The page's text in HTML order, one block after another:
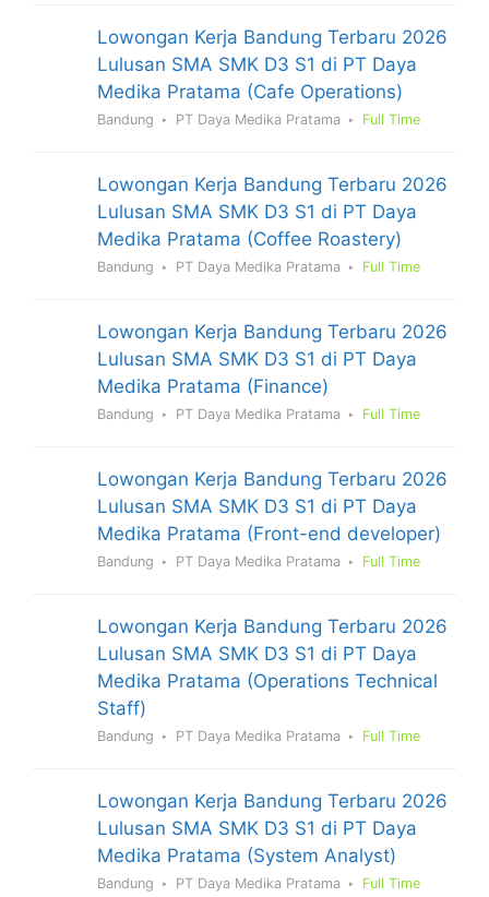
Lowongan Kerja Bandung Terbaru 2026
Lulusan SMA SMK D3 S1 di PT Daya
Medika Pratama (Cafe Operations)
Bandung PT Daya Medika Pratama Full Time
Lowongan Kerja Bandung Terbaru 2026
Lulusan SMA SMK D3 S1 di PT Daya
Medika Pratama (Coffee Roastery)
Bandung PT Daya Medika Pratama Full Time
Lowongan Kerja Bandung Terbaru 2026
Lulusan SMA SMK D3 S1 di PT Daya
Medika Pratama (Finance)
Bandung PT Daya Medika Pratama Full Time
Lowongan Kerja Bandung Terbaru 2026
Lulusan SMA SMK D3 S1 di PT Daya
Medika Pratama (Front-end developer)
Bandung PT Daya Medika Pratama Full Time
Lowongan Kerja Bandung Terbaru 2026
Lulusan SMA SMK D3 S1 di PT Daya
Medika Pratama (Operations Technical
Staff)
Bandung PT Daya Medika Pratama Full Time
Lowongan Kerja Bandung Terbaru 2026
Lulusan SMA SMK D3 S1 di PT Daya
Medika Pratama (System Analyst)
Bandung PT Daya Medika Pratama Full Time